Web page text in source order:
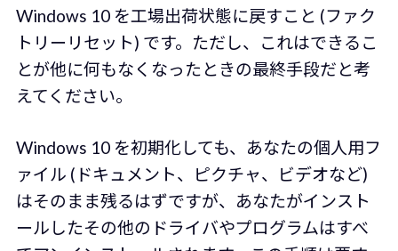
Windows 10 を工場出荷状態に戻すこと (ファク
トリーリセット) です。ただし、これはできるこ
とが他に何もなくなったときの最終手段だと考
えてください。
Windows 10 を初期化しても、あなたの個人用フ
ァイル (ドキュメント、ピクチャ、ビデオなど)
はそのまま残るはずですが、あなたがインスト
ールしたその他のドライバやプログラムはすべ